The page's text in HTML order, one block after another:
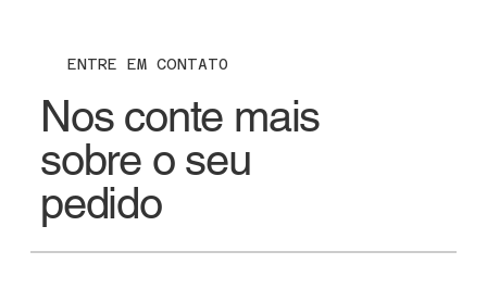
ENTRE EM CONTAT0
Nos conte mais
sobre o seu
pedido